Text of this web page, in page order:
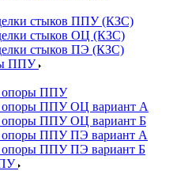
стыков ППУ (КЗС)
стыков ОЦ (КЗС)
стыков ПЭ (КЗС)
ППУ
опоры ППУ
ППУ ОЦ вариант А
ППУ ОЦ вариант Б
ППУ ПЭ вариант А
ППУ ПЭ вариант Б